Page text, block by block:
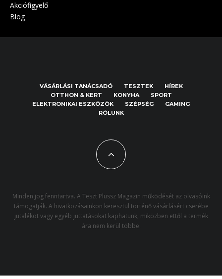
Akciófigyelő
Blog
VÁSÁRLÁSI TANÁCSADÓ TESZTEK
HÍREK
OTTHON & KERT
KONYHA
SPORT
ELEKTRONIKAI ESZKÖZÖK
SZÉPSÉG
GAMING
RÓLUNK
Minden jog fenntartva. A Teszt Plussz Magazin működését az olvasóink
támogatják. A hivatkozásainkon keresztül történő vásárlásért cserébe
jutalékot vagy egyéb juttatásokat kaphatunk, miközben ettől a termék
ára nem kerül többe.